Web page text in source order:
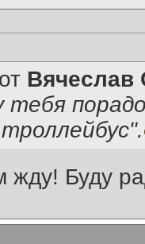
Вячеслав
тебя
жду! Буду